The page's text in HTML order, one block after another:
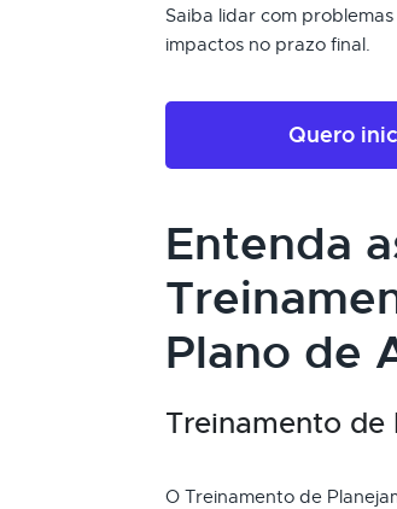
Saiba lidar com
impactos no prazo final.
Quero
Entenda
Plano de
Treinamento de
O Treinamento de